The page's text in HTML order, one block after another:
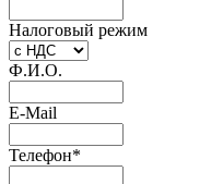
Налоговый режим
Ф.И.О.
E-Mail
Телефон*